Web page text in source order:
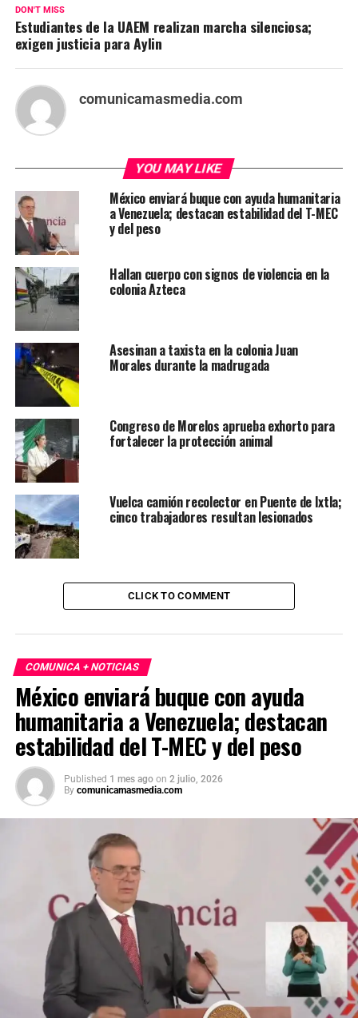
DON'T MISS
Estudiantes de la UAEM realizan marcha silenciosa;
exigen justicia para Aylin
comunicamasmedia.com
YOU MAY LIKE
México enviará buque con ayuda humanitaria
a Venezuela; destacan estabilidad del T-MEC
y del peso
Hallan cuerpo con signos de violencia en la
colonia Azteca
Asesinan a taxista en la colonia Juan
Morales durante la madrugada
Congreso de Morelos aprueba exhorto para
fortalecer la protección animal
Vuelca camión recolector en Puente de Ixtla;
cinco trabajadores resultan lesionados
CLICK TO COMMENT
COMUNICA + NOTICIAS
México enviará buque con ayuda
humanitaria a Venezuela; destacan
estabilidad del T-MEC y del peso
Published 1 mes ago on 2 julio, 2026
By comunicamasmedia.com